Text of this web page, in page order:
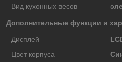
Вид кухонных весов
Дополнительные функции и
Дисплей
Цвет корпуса